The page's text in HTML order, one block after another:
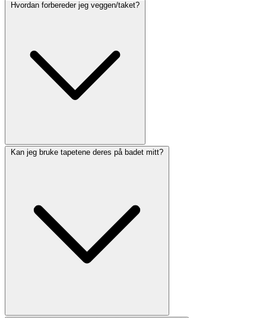
Hvordan forbereder jeg veggen/taket?
Kan jeg bruke tapetene deres på badet mitt?